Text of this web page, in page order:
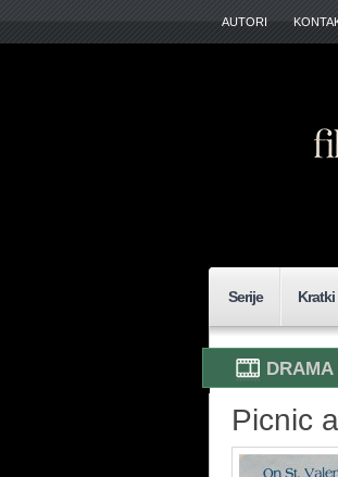
AUTORI
Serije
DRAMA
Picnic